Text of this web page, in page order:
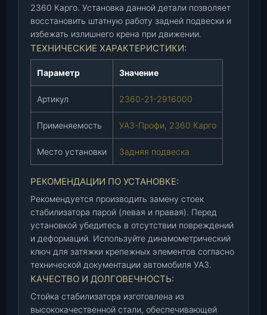
о
д
в
е
с
и
о
ф
и
,
2
3
6
0
К
а
2360 Карго. Установка данной детали позволяет
восстановить штатную работу задней подвески и
избежать излишнего крена при движении.
ТЕХНИЧЕСКИЕ ХАРАКТЕРИСТИКИ:
Параметр Значение
Артикул 2360-21-2916000
Применяемость УАЗ-Профи, 2360 Карго
Место установки Задняя подвеска
РЕКОМЕНДАЦИИ ПО УСТАНОВКЕ:
Рекомендуется производить замену стоек
стабилизатора парой (левая и правая). Перед
установкой убедитесь в отсутствии повреждений
и деформаций. Используйте динамометрический
ключ для затяжки крепежных элементов согласно
технической документации автомобиля УАЗ.
КАЧЕСТВО И ДОЛГОВЕЧНОСТЬ:
Стойка стабилизатора изготовлена из
высококачественной стали, обеспечивающей